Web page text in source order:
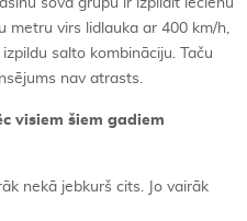
šova grupu ir izpildīt lēcienu
metru virs lidlauka ar 400 km/h,
salto kombināciju. Taču
nav atrasts.
visiem šiem gadiem
nekā jebkurš cits. Jo vairāk